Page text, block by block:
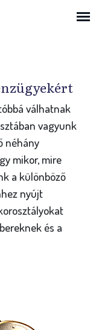
Bejelentkezés
válhatnak
vagyunk
néhány
mikor, mire
a különböző
nyújt
és a